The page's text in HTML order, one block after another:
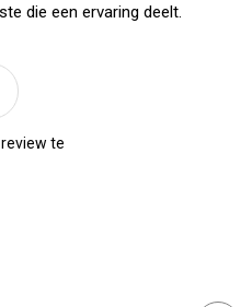
die een ervaring deelt.
te